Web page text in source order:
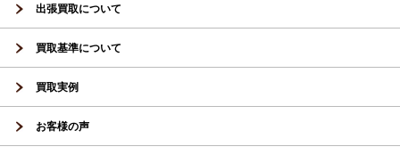
出張買取について
買取基準について
買取実例
お客様の声